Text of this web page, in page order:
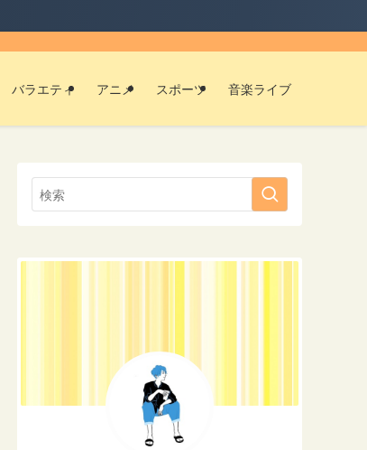
バラエティ アニメ スポーツ 音楽ライブ